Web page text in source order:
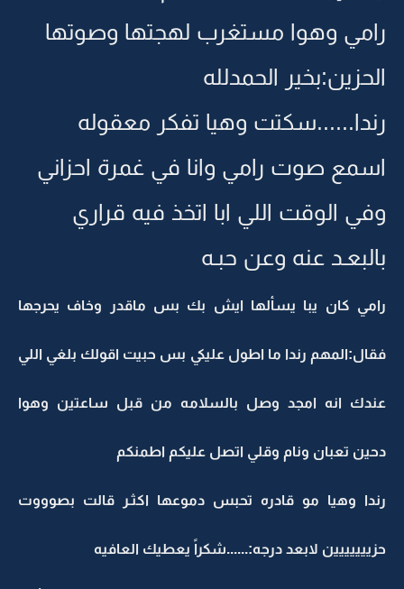
رامي وهوا مستغرب لهجتها وصوتها
الحزين:بخير الحمدلله
رندا......سكتت وهيا تفكر معقوله
اسمع صوت رامي وانا في غمرة احزاني
وفي الوقت اللي ابا اتخذ فيه قراري
بالبعـد عنه وعن حبـه
رامي كان يبا يسألها ايش بك بس ماقدر وخاف يحرجها
فقال:المهم رندا ما اطول عليكي بس حبيت اقولك بلغي اللي
عندك انه امجد وصل بالسلامه من قبل ساعتين وهوا
دحين تعبان ونام وقلي اتصل عليكم اطمنكم
رندا وهيا مو قادره تحبس دموعها اكثـر قالت بصوووت
حزييييييين لابعد درجه:......شكراً يعطيك العافيه